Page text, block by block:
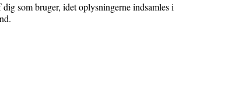
som bruger, idet oplysningerne indsamles i